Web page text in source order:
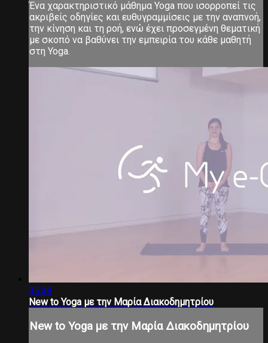
Ένα χαρακτηριστικό μάθημα Yoga που ισορροπεί τις
ακριβείς οδηγίες και ευθυγραμμίσεις με την αναπνοή,
την κίνηση και τη ροή, ενώ έχει προσεγμένη θεματική
με σκοπό να βαθύνει την εμπειρία του κάθε μαθητή
στη Yoga.
35:38
New to Yoga με την Μαρία Διακοδημητρίου
New to Yoga με την Μαρία Διακοδημητρίου